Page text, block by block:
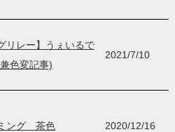
リレー】うぇいるで
色変記事)
2021/7/10
ング 茶色 2020/12/16